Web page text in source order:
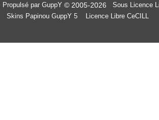
Propulsé par GuppY © 2005-2026
Sous Licence
Skins Papinou GuppY 5
Licence Libre CeCILL